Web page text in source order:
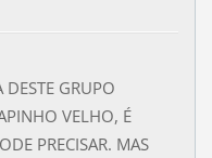
DESTE GRUPO
VELHO, É
PRECISAR. MAS